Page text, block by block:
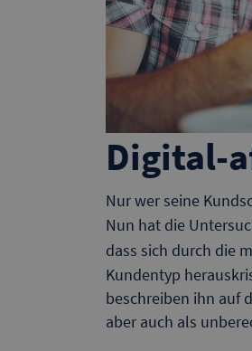
Digital-
Nur wer seine
Nun hat die
dass sich durch die
Kundentyp
beschreiben ihn auf
aber auch als